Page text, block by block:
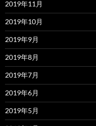
2019年11月
2019年10月
2019年9月
2019年8月
2019年7月
2019年6月
2019年5月